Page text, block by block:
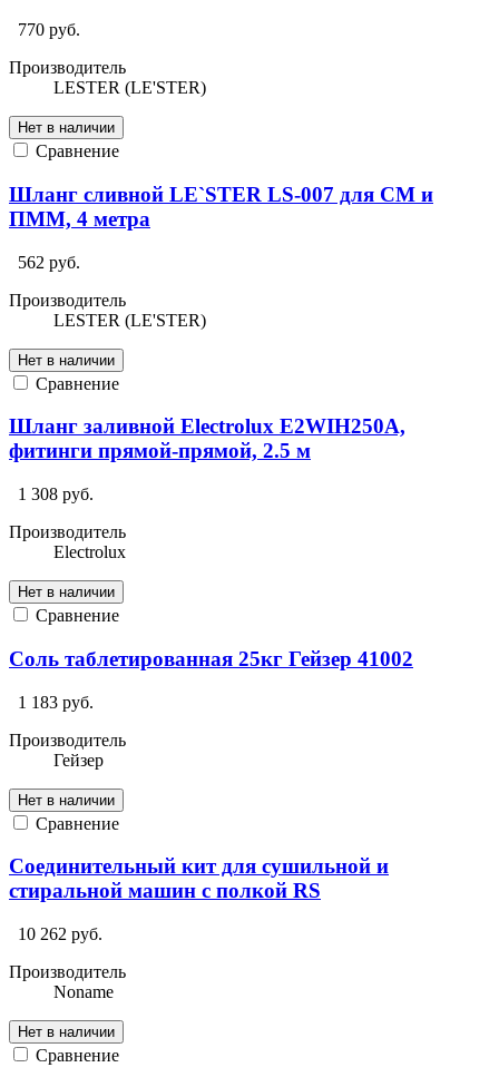
770 руб.
Производитель
LESTER (LE'STER)
Нет в наличии
Сравнение
Шланг сливной LE`STER LS-007 для СМ и
ПММ, 4 метра
562 руб.
Производитель
LESTER (LE'STER)
Нет в наличии
Сравнение
Шланг заливной Electrolux E2WIH250A,
фитинги прямой-прямой, 2.5 м
1 308 руб.
Производитель
Electrolux
Нет в наличии
Сравнение
Соль таблетированная 25кг Гейзер 41002
1 183 руб.
Производитель
Гейзер
Нет в наличии
Сравнение
Соединительный кит для сушильной и
стиральной машин с полкой RS
10 262 руб.
Производитель
Noname
Нет в наличии
Сравнение